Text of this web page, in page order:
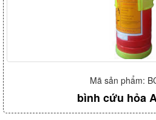
Mã sản phẩm:
bình cứu hỏa